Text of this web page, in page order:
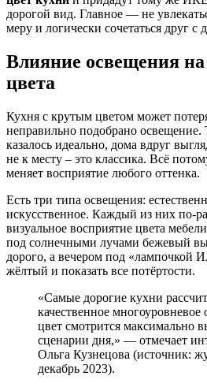
дорогой вид. Главное — не
меру и логически сочетаться друг с
Влияние освещения на
цвета
Кухня с крутым цветом может
неправильно подобрано освещение.
казалось идеально, дома вдруг
не к месту – это классика. Всё
меняет восприятие любого оттенка.
Есть три типа освещения:
искусственное. Каждый из них по-
визуальное восприятие цвета
под солнечными лучами бежевый
дорого, а вечером под «лампочкой
жёлтый и показать все потёртости.
«Самые дорогие кухни
качественное
цвет смотрится максимально
сценарии дня,» — отмечает
Ольга Кузнецова (источник:
декабрь 2023).